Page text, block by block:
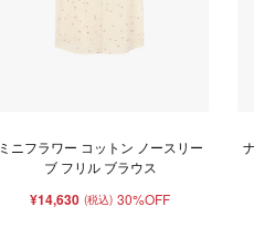
ミニフラワー コットン ノースリー
ブ フリル ブラウス
¥14,630 (税込) 30%OFF